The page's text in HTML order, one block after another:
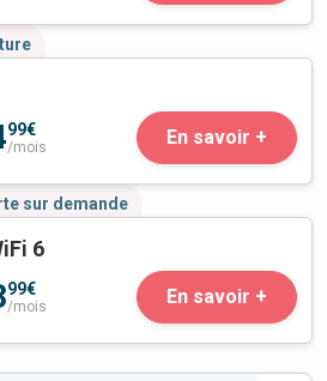
99€
/mois En savoir +
sur demande
6
99€
/mois En savoir +